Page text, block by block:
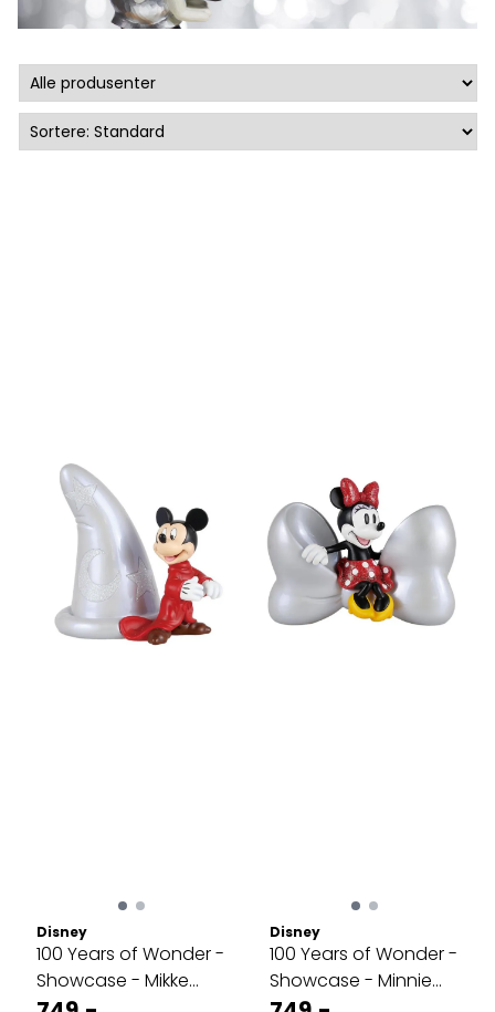
Disney
100 Years of Wonder -
Showcase - Mikke
Disney
100 Years of Wonder -
Showcase - Minnie